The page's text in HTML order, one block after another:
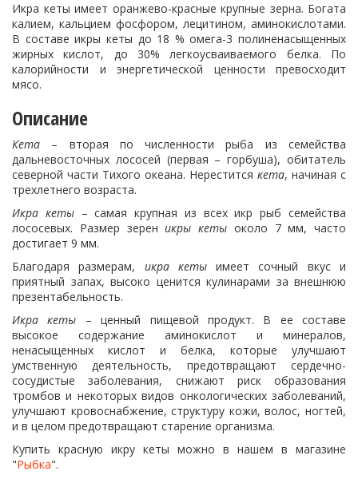
Икра кеты имеет оранжево-красные крупные зерна. Богата
калием, кальцием фосфором, лецитином, аминокислотами.
В составе икры кеты до 18 % омега-3 полиненасыщенных
жирных кислот, до 30% легкоусваиваемого белка. По
калорийности и энергетической ценности превосходит
мясо.
Описание
Кета – вторая по численности рыба из семейства
дальневосточных лососей (первая – горбуша), обитатель
северной части Тихого океана. Нерестится кета, начиная с
трехлетнего возраста.
Икра кеты– самая крупная из всех икр рыб семейства
лососевых. Размер зереникры кеты около 7 мм, часто
достигает 9 мм.
Благодаря размерам, икра кетыимеет сочный вкус и
приятный запах, высоко ценится кулинарами за внешнюю
презентабельность.
Икра кеты – ценный пищевой продукт. В ее составе
высокое содержание аминокислот и минералов,
ненасыщенных кислот и белка, которые улучшают
умственную деятельность, предотвращают сердечно-
сосудистые заболевания, снижают риск образования
тромбов и некоторых видов онкологических заболеваний,
улучшают кровоснабжение, структуру кожи, волос, ногтей,
и в целом предотвращают старение организма.
Купить красную икру кеты можно в нашем в магазине
"Рыбка".